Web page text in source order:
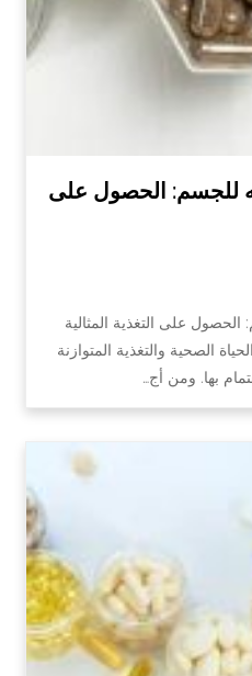
للجسم: الحصول على
على التغذية المثالية
الصحية والتغذية المتوازنة
بها. ومن أج…